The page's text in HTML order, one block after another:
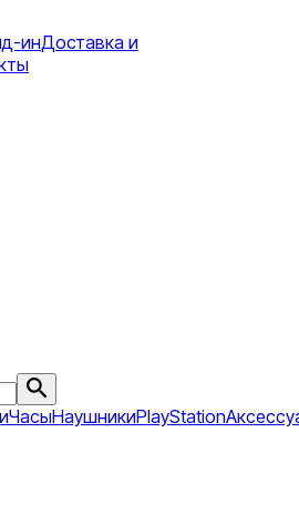
инДоставка и
ЧасыНаушникиPlayStation